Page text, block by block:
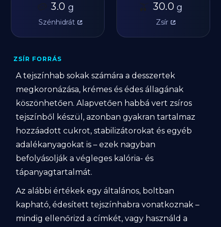
🥔 3.0 g
Szénhidrát
🫒 30.0 g
Zsír
ZSÍR FORRÁS
A tejszínhab sokak számára a desszertek
megkoronázása, krémes és édes állagának
köszönhetően. Alapvetően habbá vert zsíros
tejszínből készül, azonban gyakran tartalmaz
hozzáadott cukrot, stabilizátorokat és egyéb
adalékanyagokat is – ezek nagyban
befolyásolják a végleges kalória- és
tápanyagtartalmát.
Az alábbi értékek egy általános, boltban
kapható, édesített tejszínhabra vonatkoznak –
mindig ellenőrizd a címkét, vagy használd a